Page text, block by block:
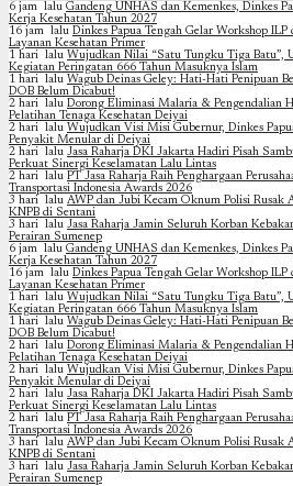
6 jam lalu Gandeng UNHAS dan Kemenkes, Dinkes
Kerja Kesehatan Tahun 2027
16 jam lalu Dinkes Papua Tengah Gelar Workshop
Layanan Kesehatan Primer
1 hari lalu Wujudkan Nilai “Satu Tungku Tiga Batu”,
Kegiatan Peringatan 666 Tahun Masuknya Islam
1 hari lalu Wagub Deinas Geley: Hati-Hati Penipuan
DOB Belum Dicabut!
2 hari lalu Dorong Eliminasi Malaria & Pengendalian
Pelatihan Tenaga Kesehatan Deiyai
2 hari lalu Wujudkan Visi Misi Gubernur, Dinkes
Penyakit Menular di Deiyai
2 hari lalu Jasa Raharja DKI Jakarta Hadiri Pisah
Perkuat Sinergi Keselamatan Lalu Lintas
2 hari lalu PT Jasa Raharja Raih Penghargaan
Transportasi Indonesia Awards 2026
3 hari lalu AWP dan Jubi Kecam Oknum Polisi Rusak
KNPB di Sentani
3 hari lalu Jasa Raharja Jamin Seluruh Korban
Perairan Sumenep
6 jam lalu Gandeng UNHAS dan Kemenkes, Dinkes
Kerja Kesehatan Tahun 2027
16 jam lalu Dinkes Papua Tengah Gelar Workshop
Layanan Kesehatan Primer
1 hari lalu Wujudkan Nilai “Satu Tungku Tiga Batu”,
Kegiatan Peringatan 666 Tahun Masuknya Islam
1 hari lalu Wagub Deinas Geley: Hati-Hati Penipuan
DOB Belum Dicabut!
2 hari lalu Dorong Eliminasi Malaria & Pengendalian
Pelatihan Tenaga Kesehatan Deiyai
2 hari lalu Wujudkan Visi Misi Gubernur, Dinkes
Penyakit Menular di Deiyai
2 hari lalu Jasa Raharja DKI Jakarta Hadiri Pisah
Perkuat Sinergi Keselamatan Lalu Lintas
2 hari lalu PT Jasa Raharja Raih Penghargaan
Transportasi Indonesia Awards 2026
3 hari lalu AWP dan Jubi Kecam Oknum Polisi Rusak
KNPB di Sentani
3 hari lalu Jasa Raharja Jamin Seluruh Korban
Perairan Sumenep